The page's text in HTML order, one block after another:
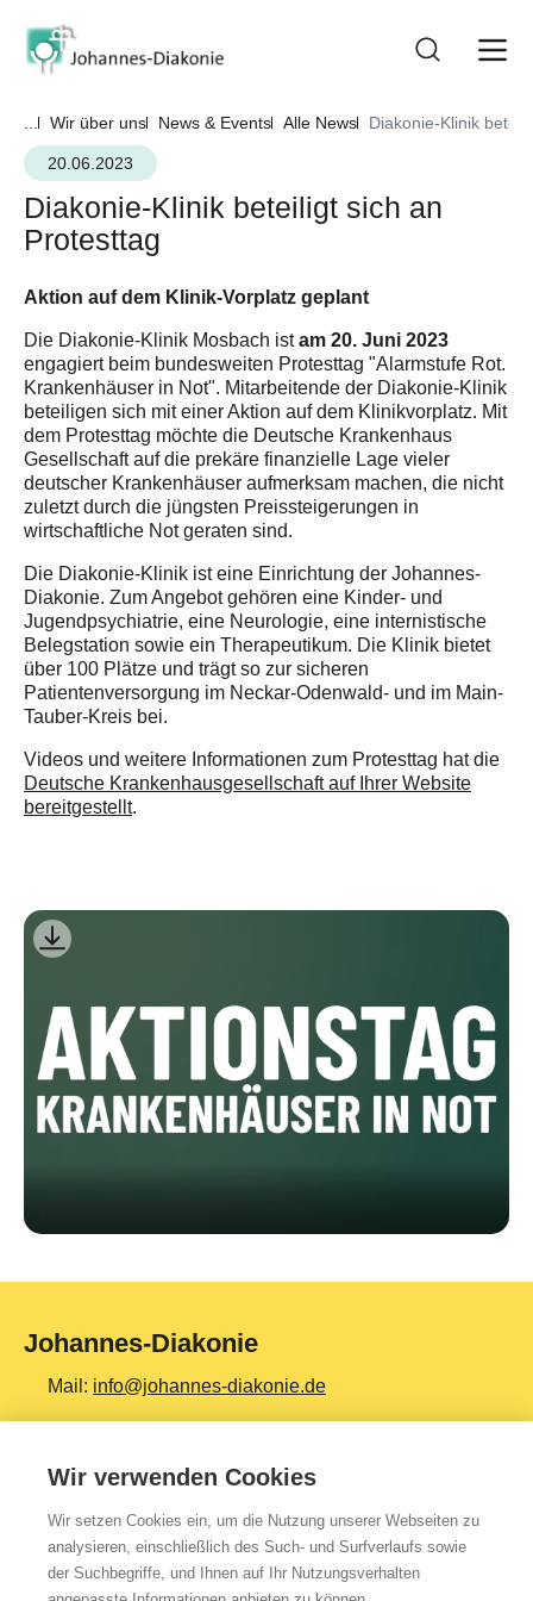
... Wir über uns News & Events Alle News
Diakonie-Klinik
20.06.2023
Diakonie-Klinik beteiligt sich an
Protesttag
Aktion auf dem Klinik-Vorplatz geplant
Die Diakonie-Klinik Mosbach istam 20. Juni 2023
engagiert beim bundesweiten Protesttag "Alarmstufe Rot.
Krankenhäuser in Not". Mitarbeitende der Diakonie-Klinik
beteiligen sich mit einer Aktion auf dem Klinikvorplatz. Mit
dem Protesttag möchte die Deutsche Krankenhaus
Gesellschaft auf die prekäre finanzielle Lage vieler
deutscher Krankenhäuser aufmerksam machen, die nicht
zuletzt durch die jüngsten Preissteigerungen in
wirtschaftliche Not geraten sind.
Die Diakonie-Klinik ist eine Einrichtung der Johannes-
Diakonie. Zum Angebot gehören eine Kinder- und
Jugendpsychiatrie, eine Neurologie, eine internistische
Belegstation sowie ein Therapeutikum. Die Klinik bietet
über 100 Plätze und trägt so zur sicheren
Patientenversorgung im Neckar-Odenwald- und im Main-
Tauber-Kreis bei.
Videos und weitere Informationen zum Protesttag hat die
Deutsche Krankenhausgesellschaft auf Ihrer Website
bereitgestellt.
Johannes-Diakonie
Mail: info@johannes-diakonie.de
Tel:06261 - 88-0
Top Themen
Teilhabe & Assistenz
Wir verwenden Cookies
Wir setzen Cookies ein, um die Nutzung unserer Webseiten zu
analysieren, einschließlich des Such- und Surfverlaufs sowie
der Suchbegriffe, und Ihnen auf Ihr Nutzungsverhalten